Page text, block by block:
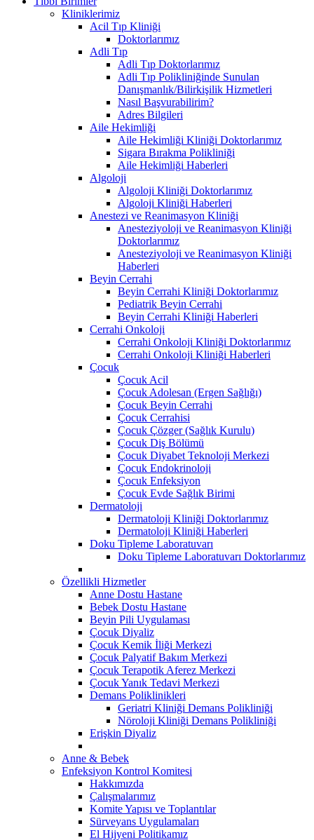
Kliniklerimiz
Acil Tıp Kliniği
Doktorlarımız
Adli Tıp
Adli Tıp Doktorlarımız
Adli Tıp Polikliniğinde Sunulan
Danışmanlık/Bilirkişilik Hizmetleri
Nasıl Başvurabilirim?
Adres Bilgileri
Aile Hekimliği
Aile Hekimliği Kliniği Doktorlarımız
Sigara Bırakma Polikliniği
Aile Hekimliği Haberleri
Algoloji
Algoloji Kliniği Doktorlarımız
Algoloji Kliniği Haberleri
Anestezi ve Reanimasyon Kliniği
Anesteziyoloji ve Reanimasyon Kliniği
Doktorlarımız
Anesteziyoloji ve Reanimasyon Kliniği
Haberleri
Beyin Cerrahi
Beyin Cerrahi Kliniği Doktorlarımız
Pediatrik Beyin Cerrahi
Beyin Cerrahi Kliniği Haberleri
Cerrahi Onkoloji
Cerrahi Onkoloji Kliniği Doktorlarımız
Cerrahi Onkoloji Kliniği Haberleri
Çocuk
Çocuk Acil
Çocuk Adolesan (Ergen Sağlığı)
Çocuk Beyin Cerrahi
Çocuk Cerrahisi
Çocuk Çözger (Sağlık Kurulu)
Çocuk Diş Bölümü
Çocuk Diyabet Teknoloji Merkezi
Çocuk Endokrinoloji
Çocuk Enfeksiyon
Çocuk Evde Sağlık Birimi
Dermatoloji
Dermatoloji Kliniği Doktorlarımız
Dermatoloji Kliniği Haberleri
Doku Tipleme Laboratuvarı
Doku Tipleme Laboratuvarı Doktorlarımız
Özellikli Hizmetler
Anne Dostu Hastane
Bebek Dostu Hastane
Beyin Pili Uygulaması
Çocuk Diyaliz
Çocuk Kemik İliği Merkezi
Çocuk Palyatif Bakım Merkezi
Çocuk Terapotik Aferez Merkezi
Çocuk Yanık Tedavi Merkezi
Demans Poliklinikleri
Geriatri Kliniği Demans Polikliniği
Nöroloji Kliniği Demans Polikliniği
Erişkin Diyaliz
Anne & Bebek
Enfeksiyon Kontrol Komitesi
Hakkımızda
Çalışmalarımız
Komite Yapısı ve Toplantılar
Sürveyans Uygulamaları
El Hijyeni Politikamız